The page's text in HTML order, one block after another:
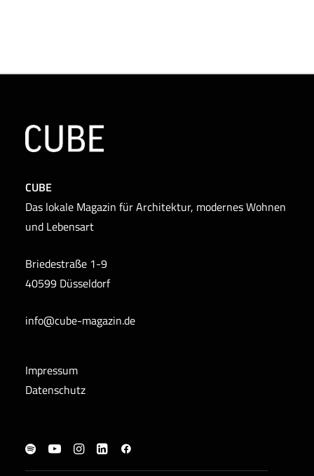
CUBE
Das lokale Magazin für Architektur, modernes Wohnen
und Lebensart
Briedestraße 1-9
40599 Düsseldorf
info@cube-magazin.de
Impressum
Datenschutz